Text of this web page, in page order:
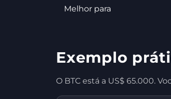
Melhor para
Exemplo
O BTC está a US$ 65.000.